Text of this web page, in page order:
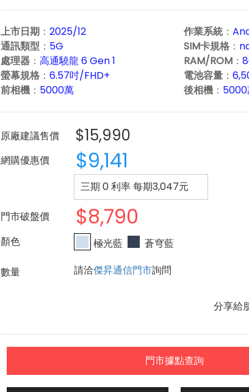
上市日期 ： 2025/12 作業系統：
通訊類型 ： 5G SIM卡規格 ：
處理器 ： 高通驍龍 6 Gen 1 RAM/ROM ：
螢幕規格 ： 6.57吋/FHD+ 電池容量 ：
前相機 ： 5000萬 後相機 ：
原廠建議售價 $15,990
網購優惠價 $9,141
三期 0 利率 每期3,047元
門市破盤價 $8,790
極光藍
蒼穹藍
請洽傑昇通信門市詢問
分享給
門市據點查詢